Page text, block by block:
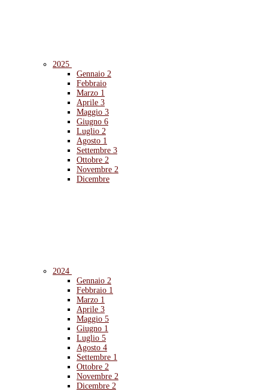
2025
Gennaio 2
Febbraio
Marzo 1
Aprile 3
Maggio 3
Giugno 6
Luglio 2
Agosto 1
Settembre 3
Ottobre 2
Novembre 2
Dicembre
2024
Gennaio 2
Febbraio 1
Marzo 1
Aprile 3
Maggio 5
Giugno 1
Luglio 5
Agosto 4
Settembre 1
Ottobre 2
Novembre 2
Dicembre 2